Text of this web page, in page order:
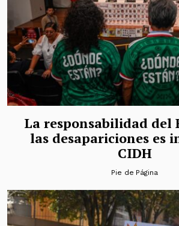
La responsabilidad del
las desapariciones es
CIDH
Pie de Página